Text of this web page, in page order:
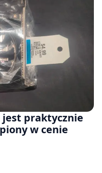
jest praktycznie
w cenie